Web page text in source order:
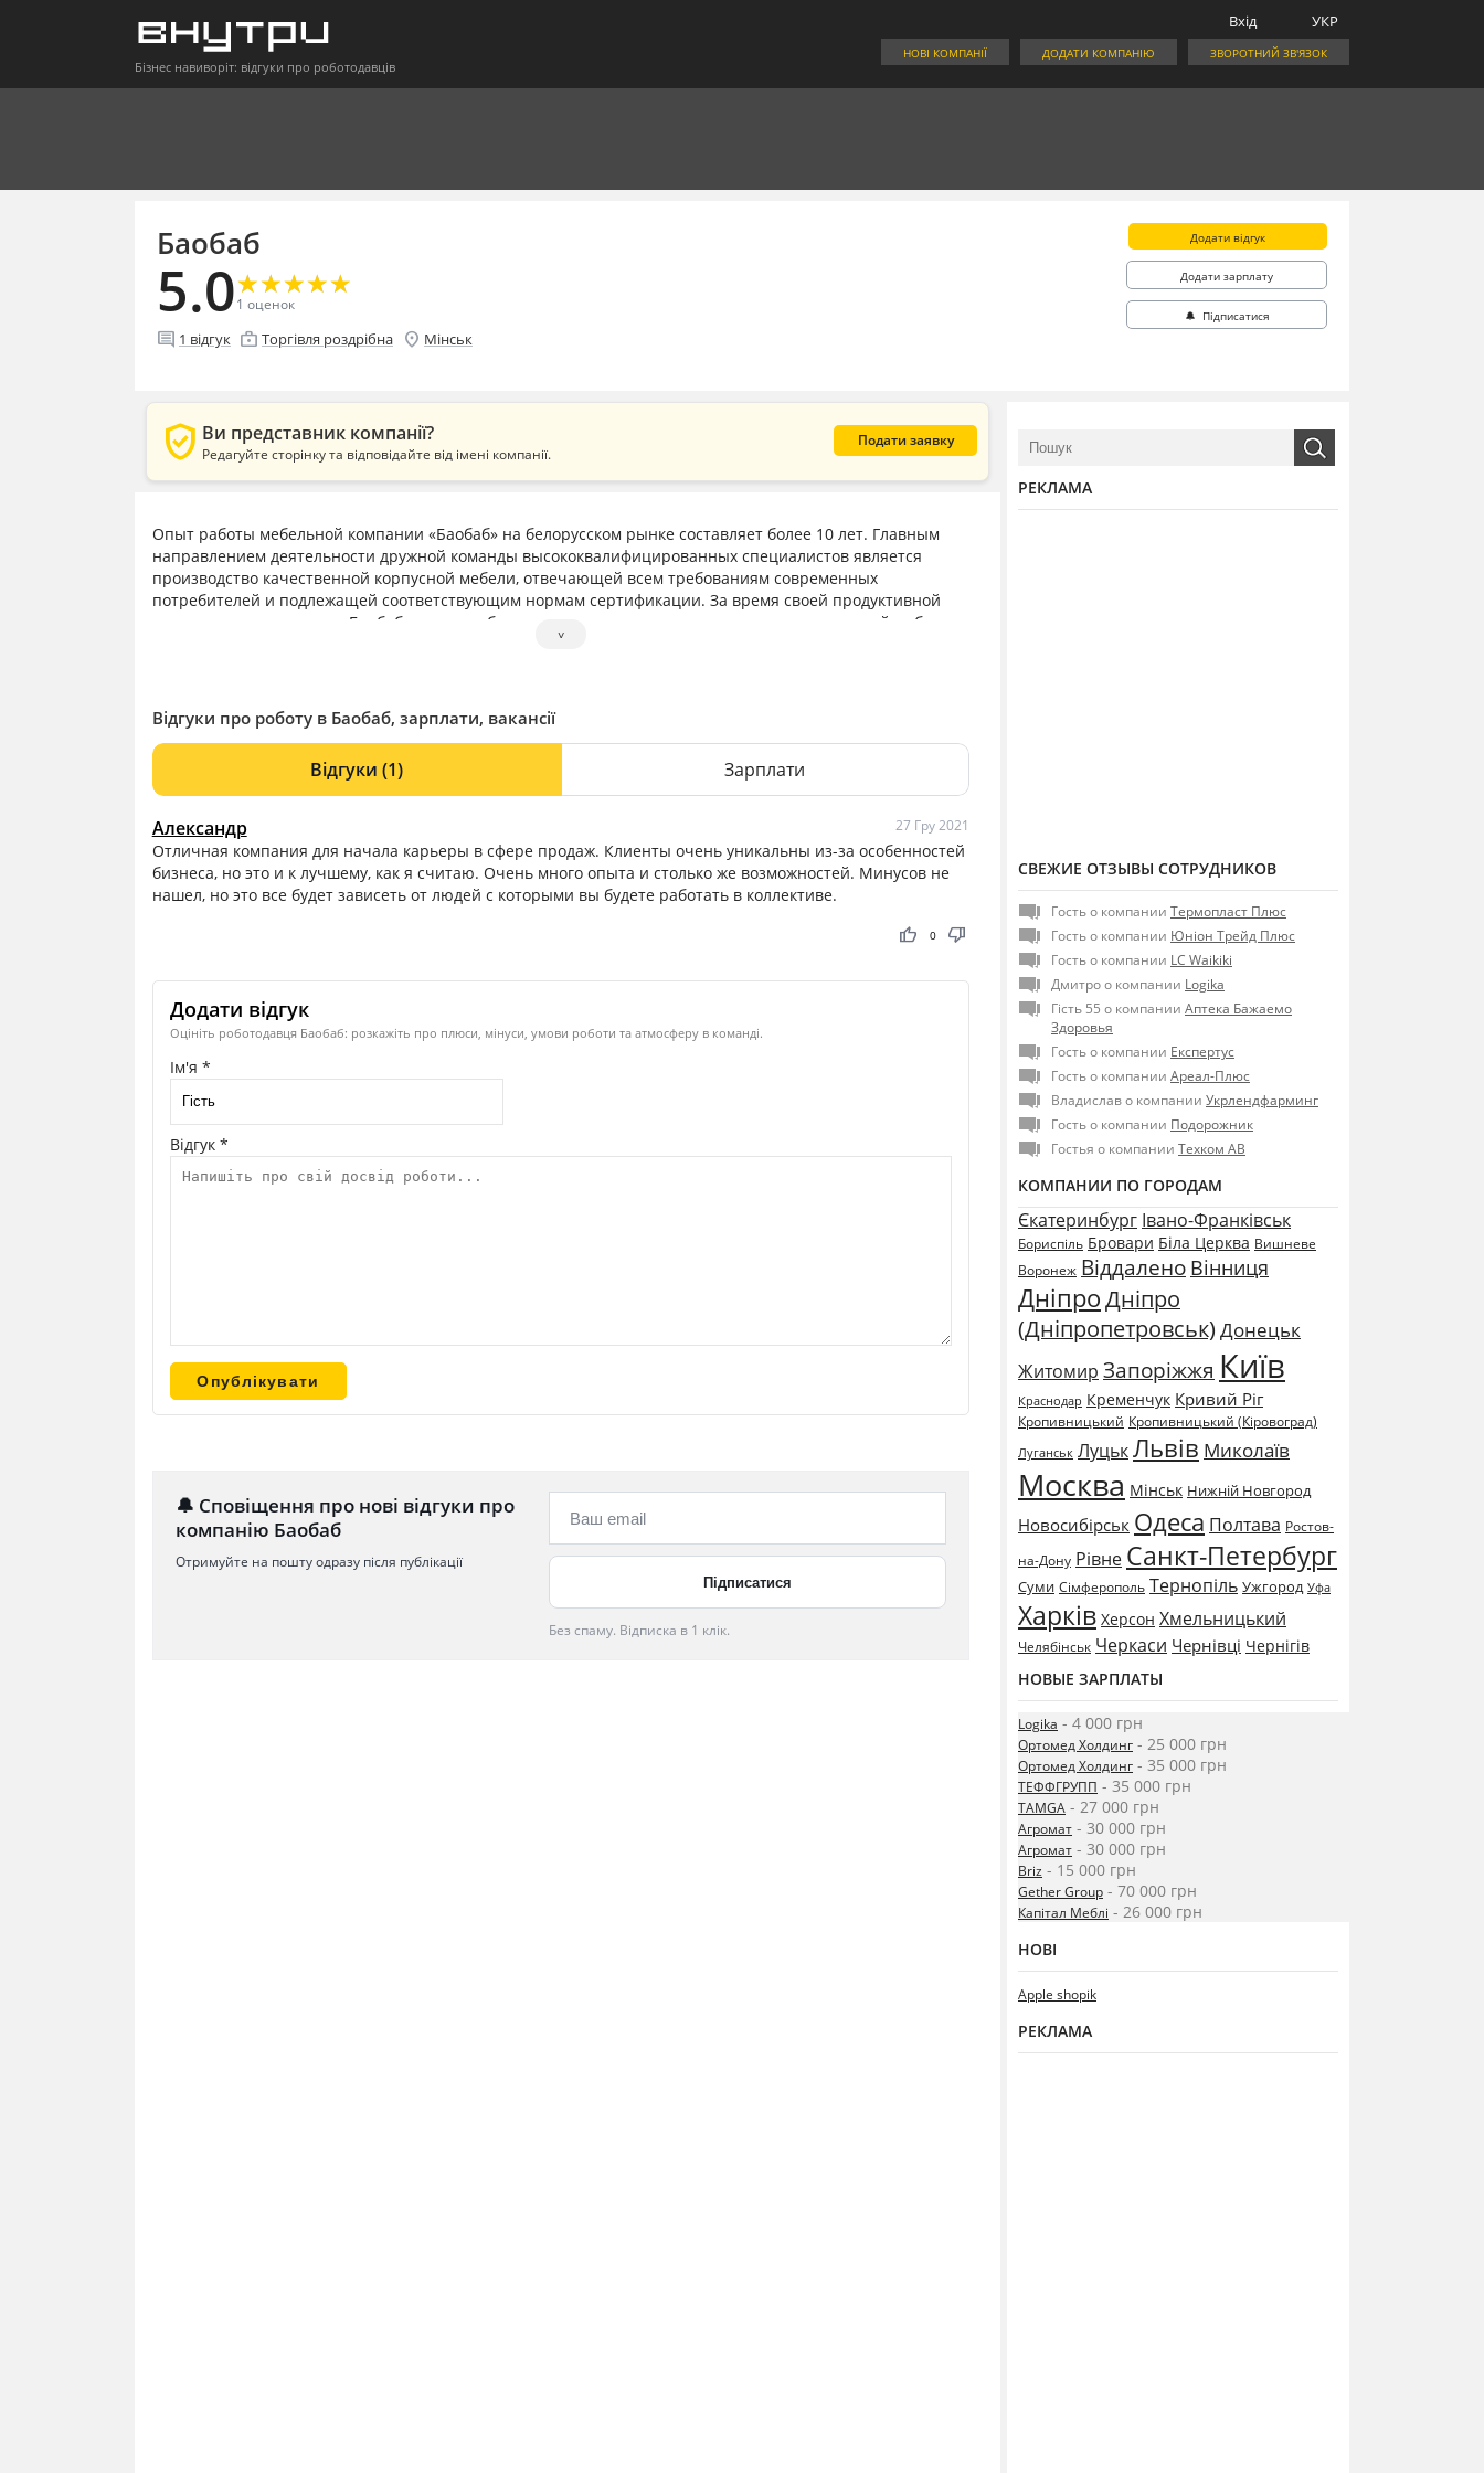
Бізнес навиворіт: відгуки про роботодавців
УКР
Вхід
ЗВОРОТНИЙ ЗВ'ЯЗОК
ДОДАТИ КОМПАНІЮ
НОВІ КОМПАНІЇ
Баобаб
5.0★
★★
★★
★★
★★
★
1 оценок
comment 1 відгук enterprise Торгівля роздрібна location_on Мінськ
Додати відгук
Додати зарплату
🔔 Підписатися
verified_user Ви представник компанії?
Редагуйте сторінку та відповідайте від імені компанії.
Подати заявку
Опыт работы мебельной компании «Баобаб» на белорусском рынке составляет более 10 лет. Главным
направлением деятельности дружной команды высококвалифицированных специалистов является
производство качественной корпусной мебели, отвечающей всем требованиям современных
потребителей и подлежащей соответствующим нормам сертификации. За время своей продуктивной
деятельности компания «Баобаб» достигла больших результатов в производстве оригинальной мебели
для дома и различных общественных заведений, офисных организаций, став надежным партнером для
˅
Відгуки про роботу в Баобаб, зарплати, вакансії
Відгуки(1) Зарплати
Александр 27 Гру 2021
Отличная компания для начала карьеры в сфере продаж. Клиенты очень уникальны из-за особенностей
бизнеса, но это и к лучшему, как я считаю. Очень много опыта и столько же возможностей. Минусов не
нашел, но это все будет зависеть от людей с которыми вы будете работать в коллективе.
thumb_up thumb_down
0
Додати відгук
Оцініть роботодавця Баобаб: розкажіть про плюси, мінуси, умови роботи та атмосферу в команді.
Ім'я *
Відгук *
🔔 Сповіщення про нові відгуки про
компанію Баобаб
Отримуйте на пошту одразу після публікації
Без спаму. Відписка в 1 клік.
РЕКЛАМА
СВЕЖИЕ ОТЗЫВЫ СОТРУДНИКОВ
Гость о компании Термопласт Плюс
Гость о компании Юніон Трейд Плюс
Гость о компании LC Waikiki
Дмитро о компании Logika
Гість 55 о компании Аптека Бажаемо
Здоровья
Гость о компании Експертус
Гость о компании Ареал-Плюс
Владислав о компании Укрлендфарминг
Гость о компании Подорожник
Гостья о компании Техком АВ
КОМПАНИИ ПО ГОРОДАМ
Єкатеринбург Івано-Франківськ
Бориспіль Бровари Біла Церква Вишневе
Воронеж Віддалено Вінниця
ДніпроДніпро
(Дніпропетровськ) Донецьк
Житомир Запоріжжя Київ
Краснодар Кременчук Кривий Ріг
Кропивницький Кропивницький (Кіровоград)
Луганськ ЛуцькЛьвів Миколаїв
Москва Мінськ Нижній Новгород
Новосибірськ Одеса Полтава Ростов-
на-Дону Рівне Санкт-Петербург
Суми Сімферополь Тернопіль Ужгород Уфа
Харків Херсон Хмельницький
Челябінськ Черкаси Чернівці Чернігів
НОВЫЕ ЗАРПЛАТЫ
Logika - 4 000 грн
Ортомед Холдинг - 25 000 грн
Ортомед Холдинг - 35 000 грн
ТЕФФГРУПП - 35 000 грн
TAMGA - 27 000 грн
Агромат - 30 000 грн
Агромат - 30 000 грн
Briz - 15 000 грн
Gether Group - 70 000 грн
Капітал Меблі - 26 000 грн
НОВІ
Apple shopik
РЕКЛАМА